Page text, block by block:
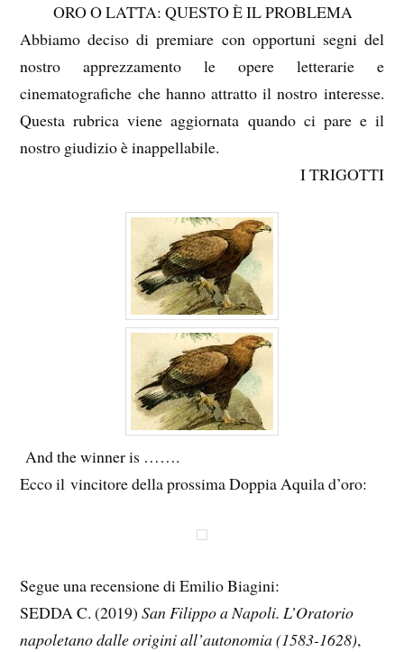
ORO O LATTA: QUESTO È IL PROBLEMA
Abbiamo deciso di premiare con opportuni segni del
nostro apprezzamento le opere letterarie e
cinematografiche che hanno attratto il nostro interesse.
Questa rubrica viene aggiornata quando ci pare e il
nostro giudizio è inappellabile.
I TRIGOTTI
And the winner is …….
Ecco il vincitore della prossima Doppia Aquila d’oro:
Segue una recensione di Emilio Biagini:
SEDDA C. (2019)San Filippo a Napoli. L’Oratorio
napoletano dalle origini all’autonomia (1583-1628),